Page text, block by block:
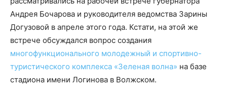
Андрея Бочарова и руководителя ведомства Зарины
Догузовой в апреле этого года. Кстати, на этой же
встрече обсуждался вопрос создания
многофункционального молодежный и спортивно-
туристического комплекса «Зеленая волна» на базе
стадиона имени Логинова в Волжском.